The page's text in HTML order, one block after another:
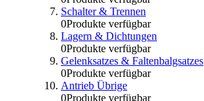
Schalter & Trennen
0Produkte verfügbar
Lagern & Dichtungen
0Produkte verfügbar
Gelenksatzes & Faltenbalgsatzes
0Produkte verfügbar
Antrieb Übrige
0Produkte verfügbar